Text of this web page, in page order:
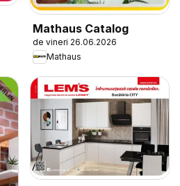
Mathaus Catalog
de vineri 26.06.2026
Mathaus